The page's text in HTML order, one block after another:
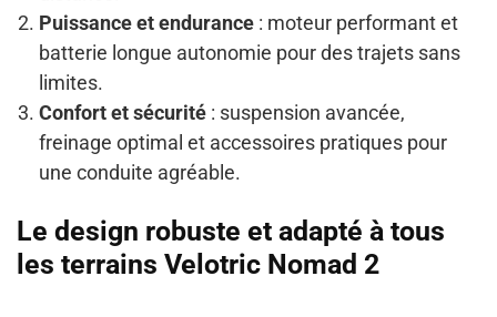
Puissance et endurance : moteur performant et
batterie longue autonomie pour des trajets sans
limites.
Confort et sécurité : suspension avancée,
freinage optimal et accessoires pratiques pour
une conduite agréable.
Le design robuste et adapté à tous
les terrains Velotric Nomad 2